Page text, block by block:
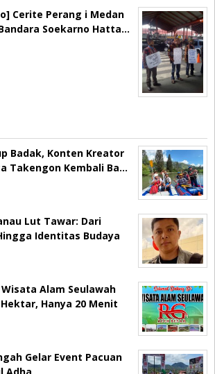
Cerite Perang i Medan
Soekarno Hatta…
Badak, Konten Kreator
Takengon Kembali Ba…
Lut Tawar: Dari
Identitas Budaya
Alam Seulawah
Hektar, Hanya 20 Menit
Gelar Event Pacuan
Adha